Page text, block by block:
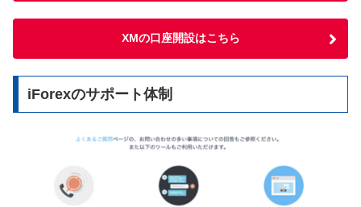
XMの口座開設はこちら
iForexのサポート体制